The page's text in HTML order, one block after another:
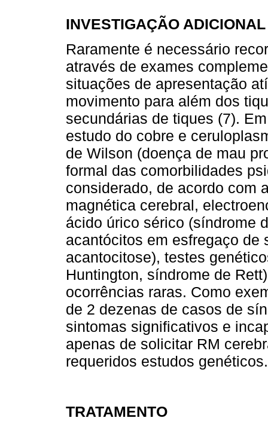
INVESTIGAÇÃO ADICIONAL
Raramente é necessário
através de exames
situações de apresentação
movimento para além dos
secundárias de tiques (7).
estudo do cobre e
de Wilson (doença de mau
formal das comorbilidades
considerado, de acordo com
magnética cerebral,
ácido úrico sérico (síndrome
acantócitos em esfregaço de
acantocitose), testes
Huntington, síndrome de
ocorrências raras. Como
de 2 dezenas de casos de
sintomas significativos e
apenas de solicitar RM
requeridos estudos genéticos.
TRATAMENTO